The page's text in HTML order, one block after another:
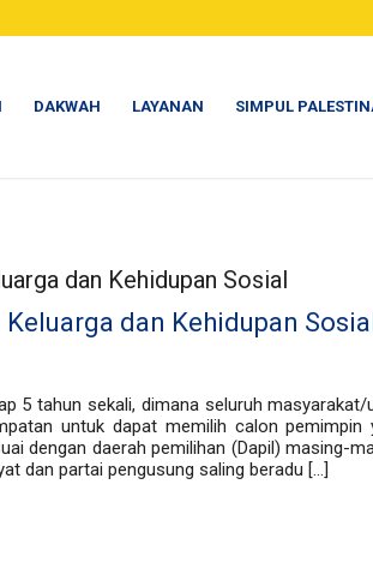
DAKWAH LAYANAN SIMPUL
dan Kehidupan Sosial
dan Kehidupan
5 tahun sekali, dimana seluruh masyarakat/
untuk dapat memilih calon pemimpin
dengan daerah pemilihan (Dapil) masing-
dan partai pengusung saling beradu […]